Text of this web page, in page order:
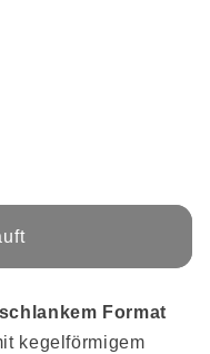
Format
kegelförmigem